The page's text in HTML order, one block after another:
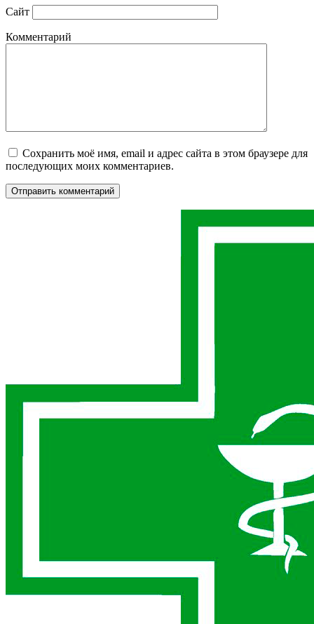
Сайт
Комментарий
Сохранить моё имя, email и адрес сайта в этом браузере для
последующих моих комментариев.